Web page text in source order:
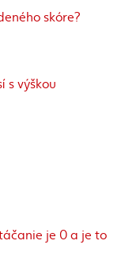
skóre?
s výškou
je 0 a je to